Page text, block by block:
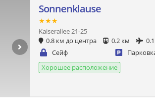
Sonnenklause
★★★
Kaiserallee 21-25
0.8 км до центра
0.2 км
Сейф
Хорошее расположение